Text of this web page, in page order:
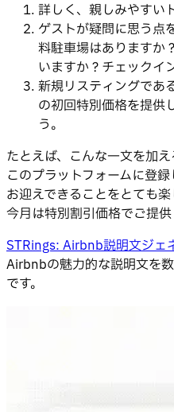
詳しく、親しみやすい
ゲストが疑問に思う点
料駐車場はありますか
いますか？チェックイ
新規リスティングであ
の初回特別価格を提供
う。
たとえば、こんな一文を加
このプラットフォームに登
お迎えできることをとても
今月は特別割引価格でご提供
STRings: Airbnb説明文ジェ
Airbnbの魅力的な説明文を
です。